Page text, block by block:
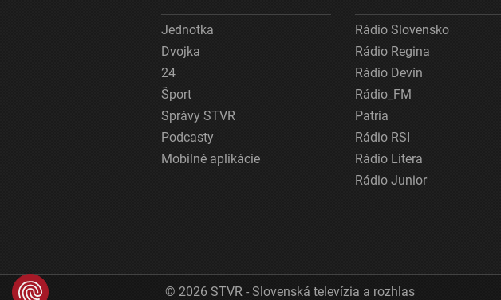
Jednotka
Dvojka
24
Šport
Správy STVR
Podcasty
Mobilné aplikácie
Rádio Slovensko
Rádio Regina
Rádio Devín
Rádio_FM
Patria
Rádio RSI
Rádio Litera
Rádio Junior
© 2026 STVR - Slovenská televízia a rozhlas